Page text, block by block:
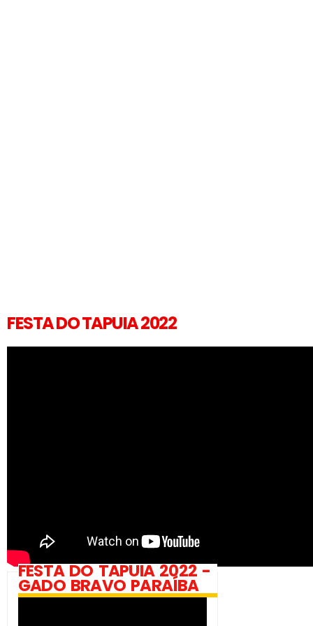
FESTA DO TAPUIA 2022
FESTA DO TAPUIA 2022 -
GADO BRAVO PARAÍBA